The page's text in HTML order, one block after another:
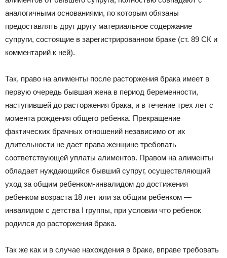
аналогичными основаниями, по которым обязаны
предоставлять друг другу материальное содержание
супруги, состоящие в зарегистрированном браке (ст. 89 СК и
комментарий к ней).
Так, право на алименты после расторжения брака имеет в
первую очередь бывшая жена в период беременности,
наступившей до расторжения брака, и в течение трех лет с
момента рождения общего ребенка. Прекращение
фактических брачных отношений независимо от их
длительности не дает права женщине требовать
соответствующей уплаты алиментов. Правом на алименты
обладает нуждающийся бывший супруг, осуществляющий
уход за общим ребенком-инвалидом до достижения
ребенком возраста 18 лет или за общим ребенком —
инвалидом с детства I группы, при условии что ребенок
родился до расторжения брака.
Так же как и в случае нахождения в браке, вправе требовать